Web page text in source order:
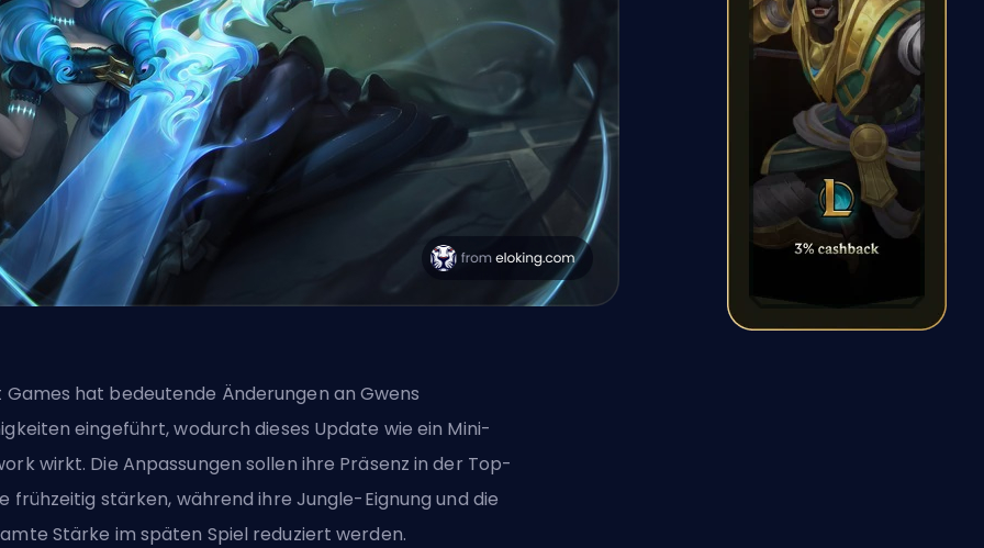
Games hat bedeutende Änderungen an Gwens
eingeführt, wodurch dieses Update wie ein Mini-
wirkt. Die Anpassungen sollen ihre Präsenz in der Top-
frühzeitig stärken, während ihre Jungle-Eignung und die
Stärke im späten Spiel reduziert werden.